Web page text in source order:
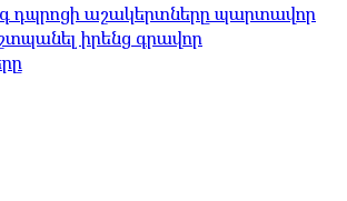
դպրոցի աշակերտները պարտավոր
իրենց գրավոր